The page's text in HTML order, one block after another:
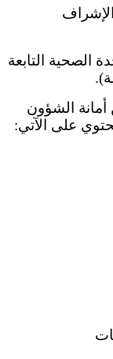
الصحية التابعة
أمانة الشؤون
على الآتي: